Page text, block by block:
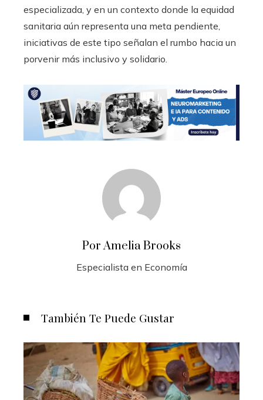
especializada, y en un contexto donde la equidad
sanitaria aún representa una meta pendiente,
iniciativas de este tipo señalan el rumbo hacia un
porvenir más inclusivo y solidario.
Por Amelia Brooks
Especialista en Economía
También Te Puede Gustar